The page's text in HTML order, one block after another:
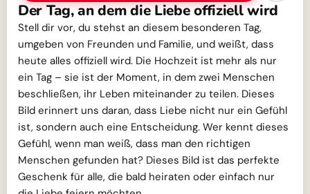
Der Tag, an dem die Liebe offiziell wird
Stell dir vor, du stehst an diesem besonderen Tag,
umgeben von Freunden und Familie, und weißt, dass
heute alles offiziell wird. Die Hochzeit ist mehr als nur
ein Tag – sie ist der Moment, in dem zwei Menschen
beschließen, ihr Leben miteinander zu teilen. Dieses
Bild erinnert uns daran, dass Liebe nicht nur ein Gefühl
ist, sondern auch eine Entscheidung. Wer kennt dieses
Gefühl, wenn man weiß, dass man den richtigen
Menschen gefunden hat? Dieses Bild ist das perfekte
Geschenk für alle, die bald heiraten oder einfach nur